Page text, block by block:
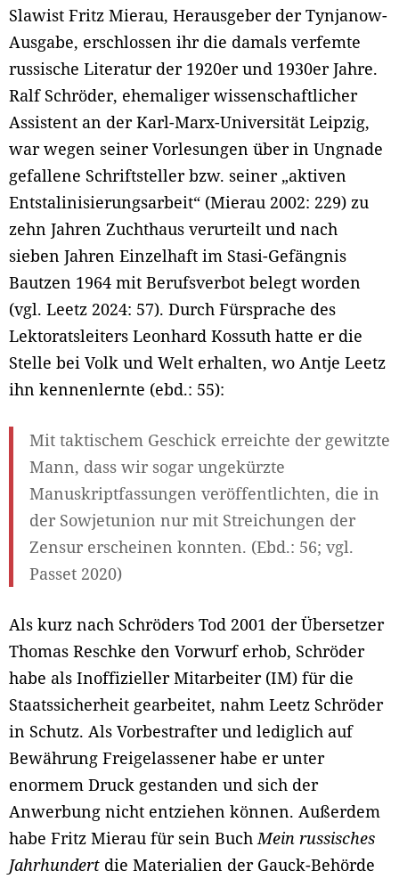
Slawist Fritz Mierau, Herausgeber der Tynjanow-
Ausgabe, erschlossen ihr die damals verfemte
russische Literatur der 1920er und 1930er Jahre.
Ralf Schröder, ehemaliger wissenschaftlicher
Assistent an der Karl-Marx-Universität Leipzig,
war wegen seiner Vorlesungen über in Ungnade
gefallene Schriftsteller bzw. seiner „aktiven
Entstalinisierungsarbeit“ (Mierau 2002: 229) zu
zehn Jahren Zuchthaus verurteilt und nach
sieben Jahren Einzelhaft im Stasi-Gefängnis
Bautzen 1964 mit Berufsverbot belegt worden
(vgl. Leetz 2024: 57). Durch Fürsprache des
Lektoratsleiters Leonhard Kossuth hatte er die
Stelle bei Volk und Welt erhalten, wo Antje Leetz
ihn kennenlernte (ebd.: 55):
Mit taktischem Geschick erreichte der gewitzte
Mann, dass wir sogar ungekürzte
Manuskriptfassungen veröffentlichten, die in
der Sowjetunion nur mit Streichungen der
Zensur erscheinen konnten. (Ebd.: 56; vgl.
Passet 2020)
Als kurz nach Schröders Tod 2001 der Übersetzer
Thomas Reschke den Vorwurf erhob, Schröder
habe als Inoffizieller Mitarbeiter (IM) für die
Staatssicherheit gearbeitet, nahm Leetz Schröder
in Schutz. Als Vorbestrafter und lediglich auf
Bewährung Freigelassener habe er unter
enormem Druck gestanden und sich der
Anwerbung nicht entziehen können. Außerdem
habe Fritz Mierau für sein Buch Mein russisches
Jahrhundert die Materialien der Gauck-Behörde